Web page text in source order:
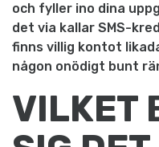
och fyller ino dina
det via kallar SMS-
finns villig kontot
någon onödigt bunt
VILKET